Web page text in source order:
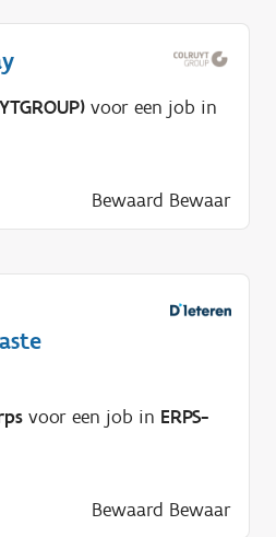
voor een job in
Bewaard Bewaar
voor een job in ERPS-
Bewaard Bewaar